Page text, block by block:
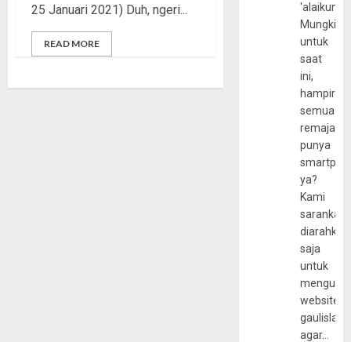
25 Januari 2021) Duh, ngeri...
READ MORE
Mungkin
untuk
saat
ini,
hampir
semua
remaja
punya
ya?
Kami
sarankan,
diarahkan
saja
untuk
website
agar…